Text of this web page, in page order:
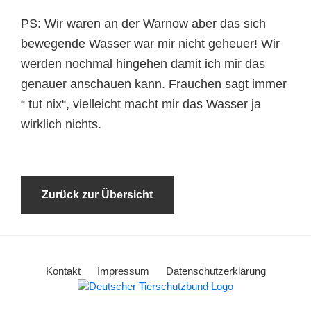
PS: Wir waren an der Warnow aber das sich
bewegende Wasser war mir nicht geheuer! Wir
werden nochmal hingehen damit ich mir das
genauer anschauen kann. Frauchen sagt immer
“ tut nix“, vielleicht macht mir das Wasser ja
wirklich nichts.
Zurück zur Übersicht
Kontakt Impressum Datenschutzerklärung